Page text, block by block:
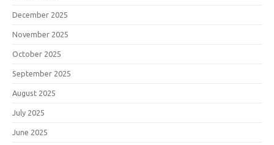
December 2025
November 2025
October 2025
September 2025
August 2025
July 2025
June 2025